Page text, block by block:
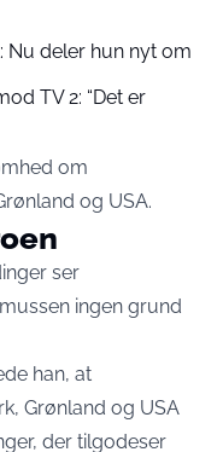
Nu deler hun nyt om
TV 2: “Det er
om
og USA.
ser
ingen grund
han, at
Grønland og USA
der tilgodeser